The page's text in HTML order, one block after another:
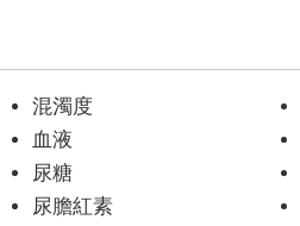
混濁度
血液
尿糖
尿膽紅素